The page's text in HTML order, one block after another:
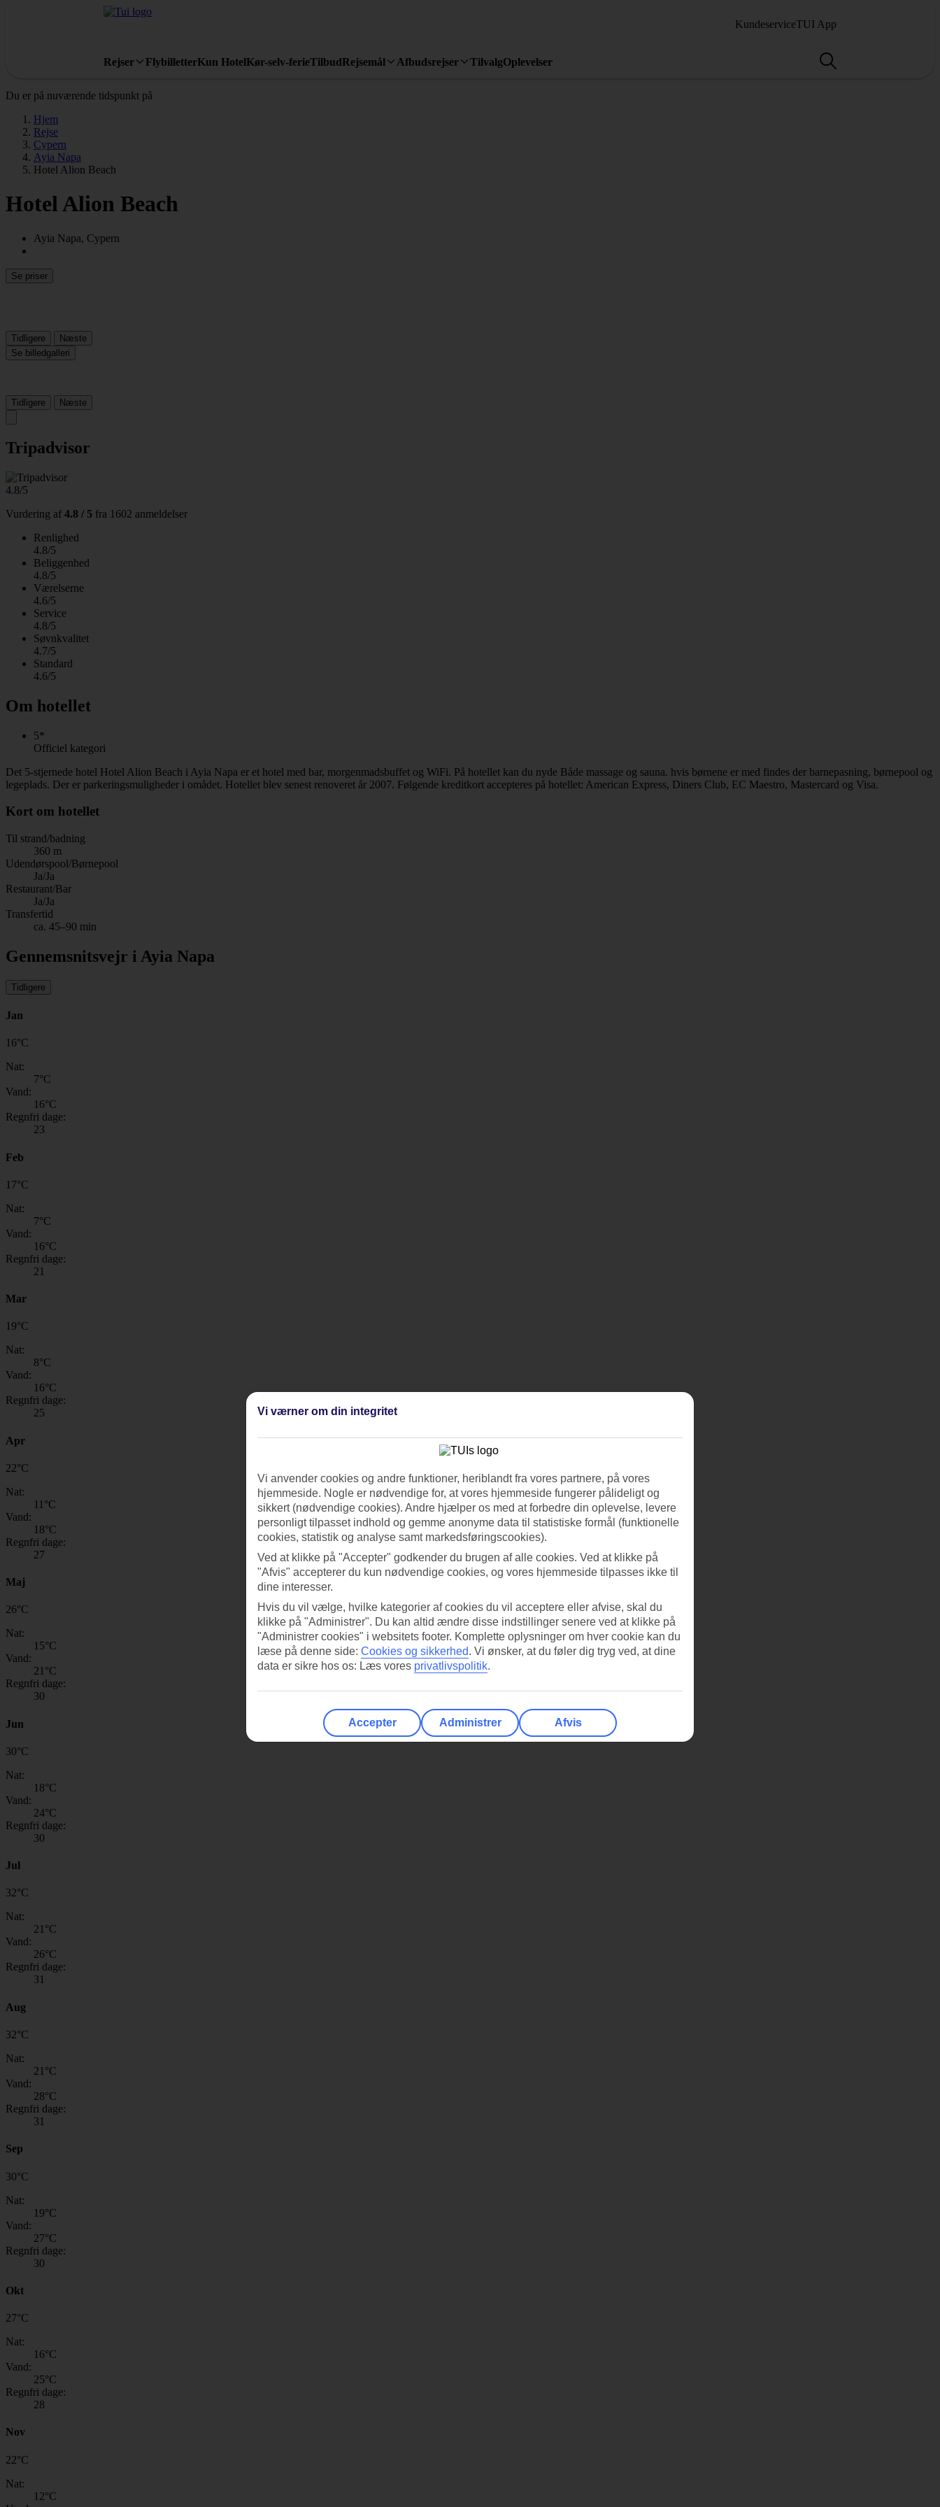
KundeserviceTUI App
Rejser FlybilletterKun HotelKør-selv-ferieTilbudRejsemål Afbudsrejser TilvalgOplevelser
Du er på nuværende tidspunkt på
Hjem
Rejse
Cypern
Ayia Napa
Hotel Alion Beach
Hotel Alion Beach
Ayia Napa, Cypern
Se priser
Tidligere
Næste
Se billedgalleri
Tidligere Næste
Tripadvisor
4.8/5
Vurdering af 4.8 / 5 fra 1602 anmeldelser
Renlighed
4.8/5
Beliggenhed
4.8/5
Værelserne
4.6/5
Service
4.8/5
Søvnkvalitet
4.7/5
Standard
4.6/5
Om hotellet
5*
Officiel kategori
Det 5-stjernede hotel Hotel Alion Beach i Ayia Napa er et hotel med bar, morgenmadsbuffet og WiFi. På hotellet kan du nyde Både massage og sauna. hvis børnene er med findes der barnepasning, børnepool og
legeplads. Der er parkeringsmuligheder i omådet. Hotellet blev senest renoveret år 2007. Følgende kreditkort accepteres på hotellet: American Express, Diners Club, EC Maestro, Mastercard og Visa.
Kort om hotellet
Til strand/badning
360 m
Udendørspool/Børnepool
Ja/Ja
Restaurant/Bar
Ja/Ja
Transfertid
ca. 45–90 min
Gennemsnitsvejr i Ayia Napa
Tidligere
Jan
16°C
Nat:
7°C
Vand:
16°C
Regnfri dage:
23
Feb
17°C
Nat:
7°C
Vand:
16°C
Regnfri dage:
21
Mar
19°C
Nat:
8°C
Vand:
16°C
Regnfri dage:
25
Apr
22°C
Nat:
11 °C
Vand:
18°C
Regnfri dage:
27
Maj
26°C
Nat:
15°C
Vand:
21°C
Regnfri dage:
30
Jun
30°C
Nat:
18°C
Vand:
24°C
Regnfri dage:
30
Jul
32°C
Nat:
21°C
Vand:
26°C
Regnfri dage:
31
Aug
32°C
Nat:
21 °C
Vand:
28°C
Regnfri dage:
31
Sep
30°C
Nat:
19°C
Vand:
27°C
Regnfri dage:
30
Okt
27°C
Nat:
16°C
Vand:
25°C
Regnfri dage:
28
Nov
22°C
Nat:
12°C
Vi værner om din integritet
Vi anvender cookies og andre funktioner, heriblandt fra vores partnere, på vores
hjemmeside. Nogle er nødvendige for, at vores hjemmeside fungerer pålideligt og
sikkert (nødvendige cookies). Andre hjælper os med at forbedre din oplevelse, levere
personligt tilpasset indhold og gemme anonyme data til statistiske formål (funktionelle
cookies, statistik og analyse samt markedsføringscookies).
Ved at klikke på "Accepter" godkender du brugen af alle cookies. Ved at klikke på
"Afvis" accepterer du kun nødvendige cookies, og vores hjemmeside tilpasses ikke til
dine interesser.
Hvis du vil vælge, hvilke kategorier af cookies du vil acceptere eller afvise, skal du
klikke på "Administrer". Du kan altid ændre disse indstillinger senere ved at klikke på
"Administrer cookies" i websitets footer. Komplette oplysninger om hver cookie kan du
læse på denne side: Cookies og sikkerhed. Vi ønsker, at du føler dig tryg ved, at dine
data er sikre hos os: Læs vores privatlivspolitik.
Accepter Administrer Afvis